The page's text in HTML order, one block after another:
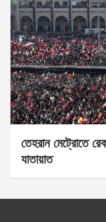
তেহরান মেট্রোতে
যাতায়াত